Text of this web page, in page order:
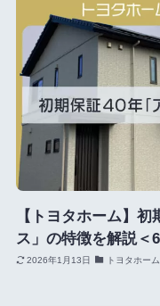
【トヨタホーム】
ス」の特徴を解説＜
2026年1月13日 トヨタホーム